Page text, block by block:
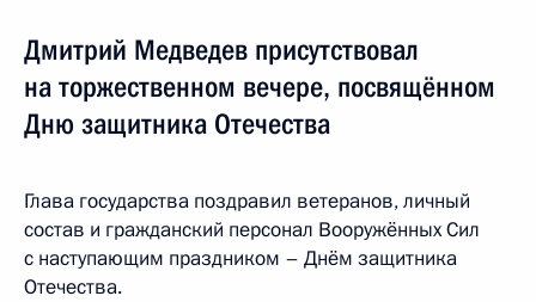
Дмитрий Медведев присутствовал
на торжественном вечере, посвящённом
Дню защитника Отечества
Глава государства поздравил ветеранов, личный
состав и гражданский персонал Вооружённых Сил
с наступающим праздником – Днём защитника
Отечества.